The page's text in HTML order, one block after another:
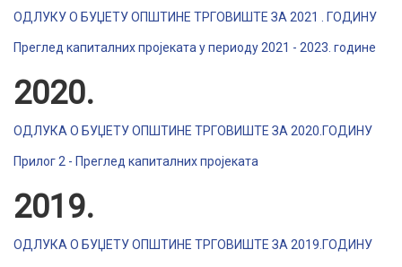
ОДЛУКУ О БУЏЕТУ ОПШТИНЕ ТРГОВИШТЕ ЗА 2021 . ГОДИНУ
Преглед капиталних пројеката у периоду 2021 - 2023. године
2020.
ОДЛУКА О БУЏЕТУ ОПШТИНЕ ТРГОВИШТЕ ЗА 2020.ГОДИНУ
Прилог 2 - Преглед капиталних пројеката
2019.
ОДЛУКА О БУЏЕТУ ОПШТИНЕ ТРГОВИШТЕ ЗА 2019.ГОДИНУ